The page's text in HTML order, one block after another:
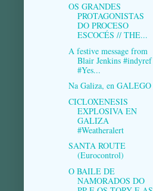
OS GRANDES
PROTAGONISTAS
DO PROCESO
ESCOCÉS // THE...
A festive message from
Blair Jenkins #indyref
#Yes...
Na Galiza, en GALEGO
CICLOXENESIS
EXPLOSIVA EN
GALIZA
#Weatheralert
SANTA ROUTE
(Eurocontrol)
O BAILE DE
NAMORADOS DO